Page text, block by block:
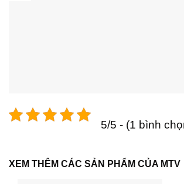
5/5 - (1 bình
XEM THÊM CÁC SẢN PHẨM CỦA MTV